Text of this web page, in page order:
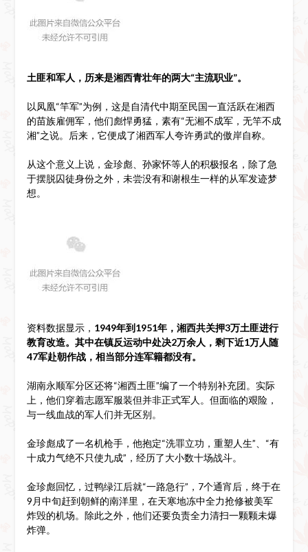
土匪和军人，历来是湘西青壮年的两大“主流职业”。
以凤凰“竿军”为例，这是自清代中期至民国一直活跃在湘西
的苗族雇佣军，他们彪悍勇猛，素有“无湘不成军，无竿不成
湘”之说。后来，它便成了湘西军人夸许勇武的傲岸自称。
从这个意义上说，金珍彪、孙家怀等人的积极报名，除了急
于摆脱囚徒身份之外，未尝没有和谢根生一样的从军发迹梦
想。
资料数据显示， 1949年到1951年，湘西共关押3万土匪进行
教育改造。其中在镇反运动中处决2万余人，剩下近1万人随
47军赴朝作战， 相当部分连军籍都没有。
湖南永顺军分区还将“湘西土匪”编了一个特别补充团。实际
上，他们穿着志愿军服装但并非正式军人。但面临的艰险，
与一线血战的军人们并无区别。
金珍彪成了一名机枪手，他抱定“洗罪立功，重塑人生”、“有
十成力气绝不只使九成”，经历了大小数十场战斗。
金珍彪回忆，过鸭绿江后就“一路急行”，7个通宵后，终于在
9月中旬赶到朝鲜的南洋里，在天寒地冻中全力抢修被美军
炸毁的机场。除此之外，他们还要负责全力清扫一颗颗未爆
炸弹。